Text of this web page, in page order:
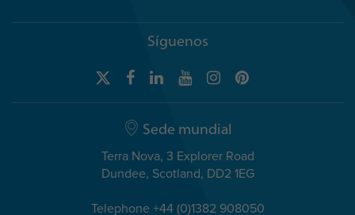
Síguenos
Sede mundial
Terra Nova, 3 Explorer Road
Dundee, Scotland, DD2 1EG
Telephone +44 (0)1382 908050